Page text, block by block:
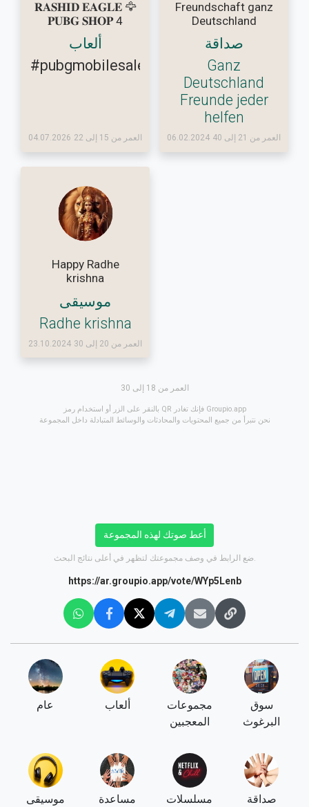
𝐑𝐀𝐒𝐇𝐈𝐃 𝐄𝐀𝐆𝐋𝐄 🦅
𝐏𝐔𝐁𝐆 𝐒𝐇𝐎𝐏 4
ألعاب
#pubgmobilesalepurchaseaccountu
04.07.2026 العمر من 15 إلى 22
Freundschaft ganz
Deutschland
صداقة
Ganz
Deutschland
Freunde jeder
helfen
06.02.2024 العمر من 21 إلى 40
Happy Radhe
krishna
موسيقى
Radhe krishna
23.10.2024 العمر من 20 إلى 30
العمر من 18 إلى 30
بالنقر على الزر أو استخدام رمز QR فإنك تغادر Groupio.app
نحن نتبرأ من جميع المحتويات والمحادثات والوسائط المتبادلة داخل المجموعة
أعط صوتك لهذه المجموعة
https://ar.groupio.app/vote/WYp5Lenb
عام ألعاب
مجموعات
المعجبين
سوق
البرغوث
موسيقى مساعدة مسلسلات صداقة